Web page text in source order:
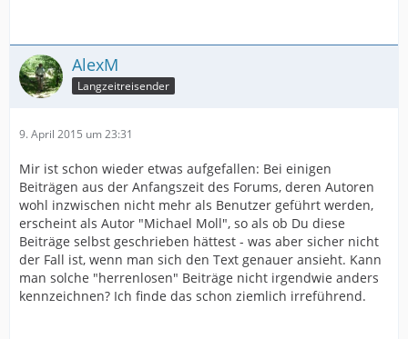
AlexM
Langzeitreisender
9. April 2015 um 23:31
Mir ist schon wieder etwas aufgefallen: Bei einigen
Beiträgen aus der Anfangszeit des Forums, deren Autoren
wohl inzwischen nicht mehr als Benutzer geführt werden,
erscheint als Autor "Michael Moll", so als ob Du diese
Beiträge selbst geschrieben hättest - was aber sicher nicht
der Fall ist, wenn man sich den Text genauer ansieht. Kann
man solche "herrenlosen" Beiträge nicht irgendwie anders
kennzeichnen? Ich finde das schon ziemlich irreführend.